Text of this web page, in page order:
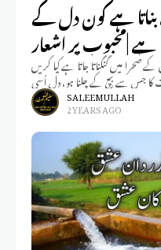
ہے کون دل کے
ہے |محبوب پر اشعار
صحرا میں گنگناتا جاتا ہے کیا کریں
جس سے بچ کے چلنا ہو، دل اُسی
SALEEM ULLAH
2 YEARS AGO